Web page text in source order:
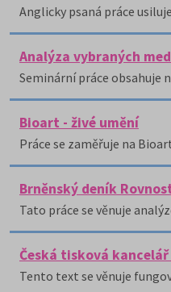
Anglicky psaná práce
Analýza vybraných
Seminární práce obsahuje
Bioart - živé umění
Práce se zaměřuje na
Brněnský deník
Tato práce se věnuje
Česká tisková
Tento text se věnuje